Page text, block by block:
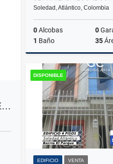
Soledad, Atlántico, Colombia
0Alcobas 0
1 Baño 35
$800.000
DISPONIBLE
EDIFICIO VENTA